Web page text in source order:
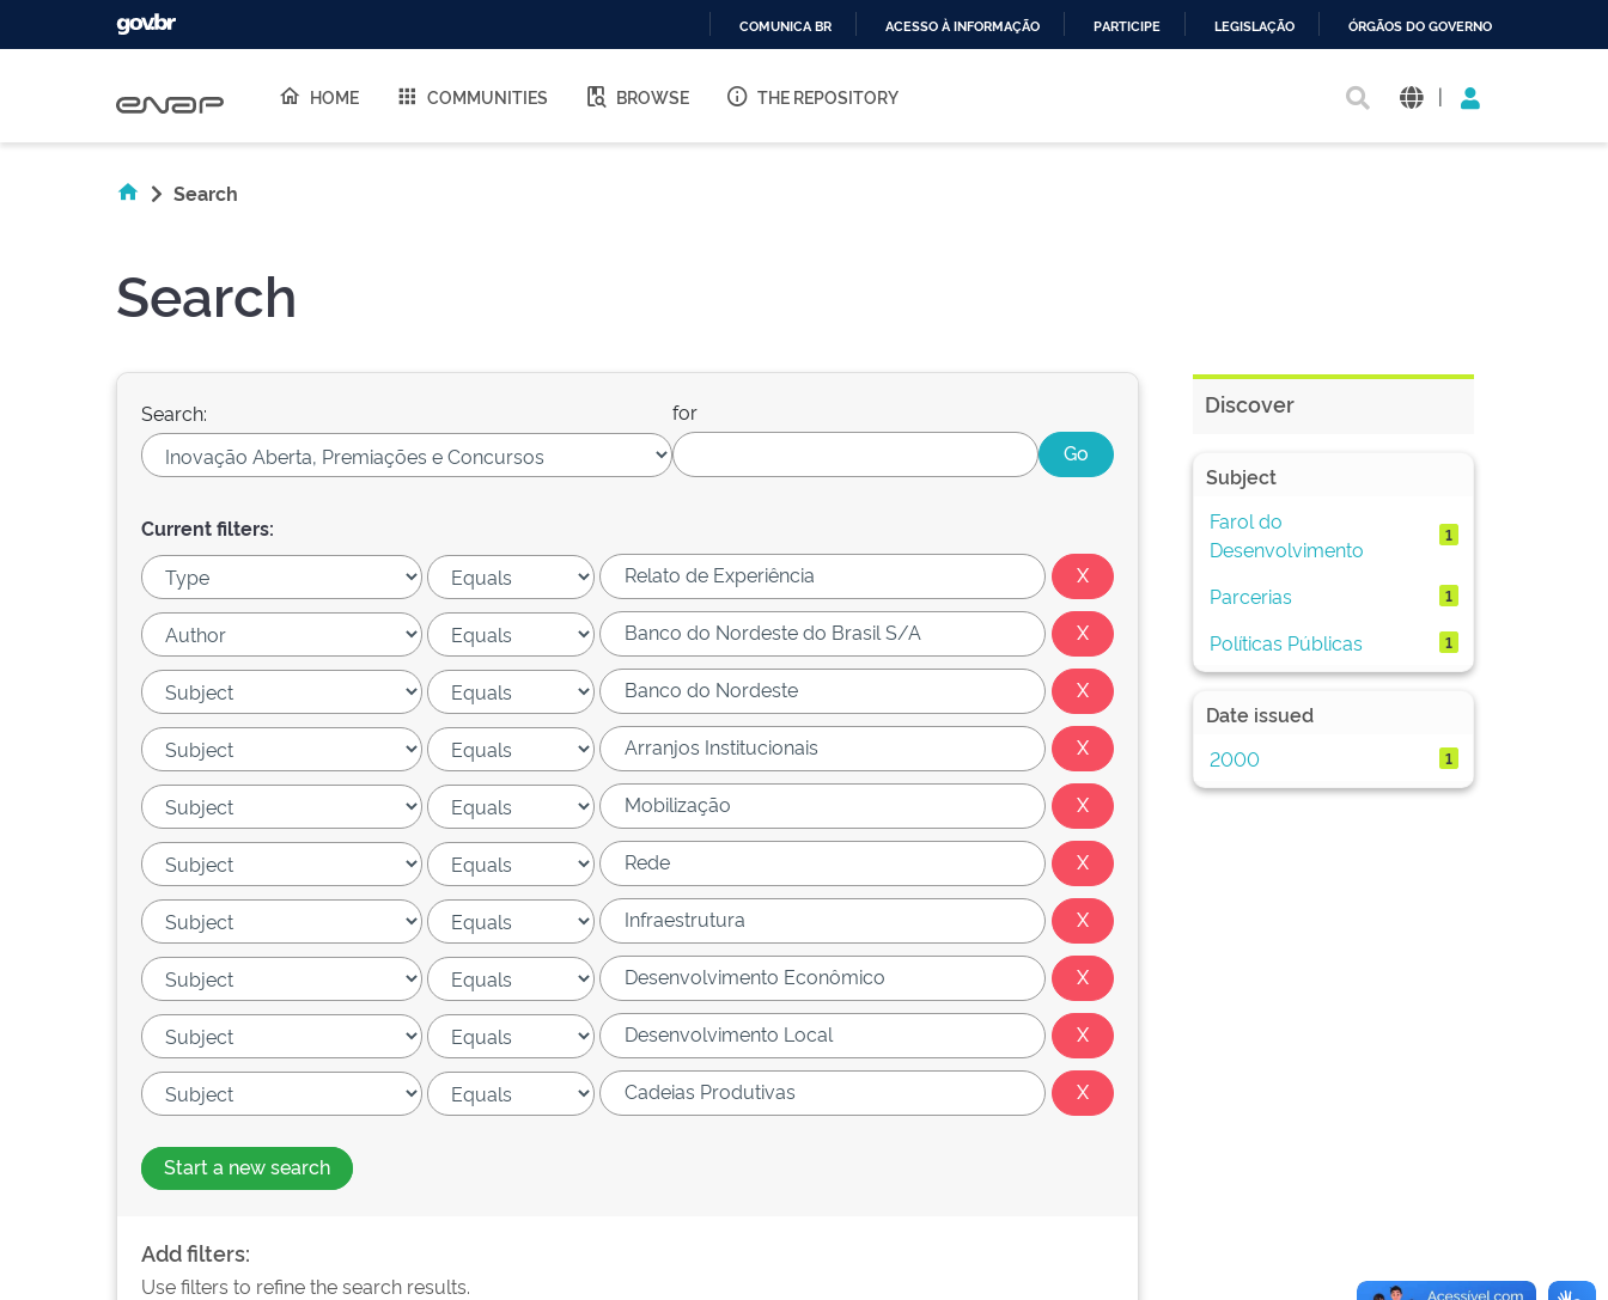
O
COMUNICA BR ACESSO À INFORMAÇÃO PARTICIPE LEGISLAÇÃO ÓRGÃOS DO GOVERNO
HOME COMMUNITIES BROWSE THE REPOSITORY |
Search
Search
Search: for
Current filters:
Start a new search
Add filters:
Use filters to refine the search results.
Discover
Subject
Farol do
Desenvolvimento
1
Parcerias 1
Políticas Públicas 1
Date issued
2000
1